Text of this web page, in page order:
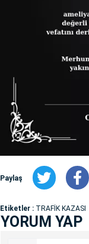
Paylaş
Etiketler : TRAFİK KAZASI
YORUM YAP